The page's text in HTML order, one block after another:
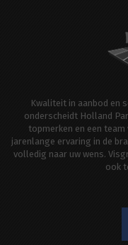
Kwaliteit in aanbod en
onderscheidt Holland
topmerken en een
jarenlange ervaring in de
volledig naar uw wens.
ook